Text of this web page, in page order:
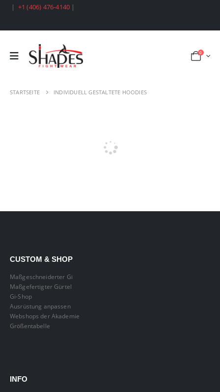
| +1 (406) 476-4140 |
0
STARTSEITE INDIVIDUELL GESTALTETE HOODIES
CUSTOM & SHOP
Maßgeschneiderter Gi
Maßgefertigter Gürtel
Gi-Shop
Ausrüstung anpassen
Webshops der Akademie
Größentabelle
INFO